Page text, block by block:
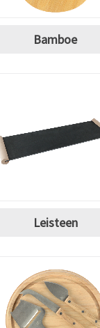
Bamboe
Leisteen